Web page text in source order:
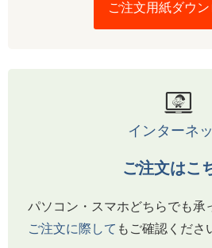
ご注文用紙ダウン
インターネ
ご注文はこ
パソコン・スマホどちらでも承
ご注文に際して もご確認くださ